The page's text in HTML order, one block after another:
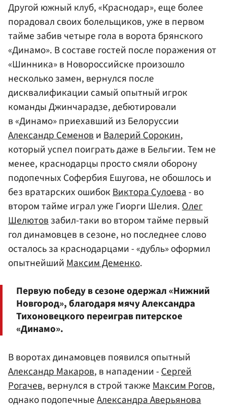
Другой южный клуб, «Краснодар», еще более
порадовал своих болельщиков, уже в первом
тайме забив четыре гола в ворота брянского
«Динамо». В составе гостей после поражения от
«Шинника» в Новороссийске произошло
несколько замен, вернулся после
дисквалификации самый опытный игрок
команды Джинчарадзе, дебютировали
в «Динамо» приехавший из Белоруссии
Александр СеменовиВалерий Сорокин,
который успел поиграть даже в Бельгии. Тем не
менее, краснодарцы просто смяли оборону
подопечных Софербия Ешугова, не обошлось и
без вратарских ошибокВиктора Сулоева- во
втором тайме играл уже Гиорги Шелия.Олег
Шелютовзабил-таки во втором тайме первый
гол динамовцев в сезоне, но последнее слово
осталось за краснодарцами - «дубль» оформил
опытнейшийМаксим Деменко.
Первую победу в сезоне одержал «Нижний
Новгород», благодаря мячу Александра
Тихоновецкого переиграв питерское
«Динамо».
В воротах динамовцев появился опытный
Александр Макаров, в нападении -Сергей
Рогачев, вернулся в строй такжеМаксим Рогов,
однако подопечныеАлександра Аверьянова